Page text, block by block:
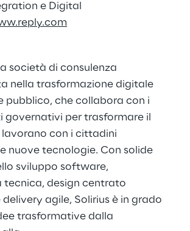
e Digital
società di consulenza
nella trasformazione digitale
pubblico, che collabora con i
governativi per trasformare il
lavorano con i cittadini
nuove tecnologie. Con solide
sviluppo software,
design centrato
delivery agile, Solirius è in grado
trasformative dalla